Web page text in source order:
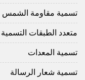
تسمية مقاومة الشمس
متعدد الطبقات التسمية
تسمية المعدات
تسمية شعار الرسالة